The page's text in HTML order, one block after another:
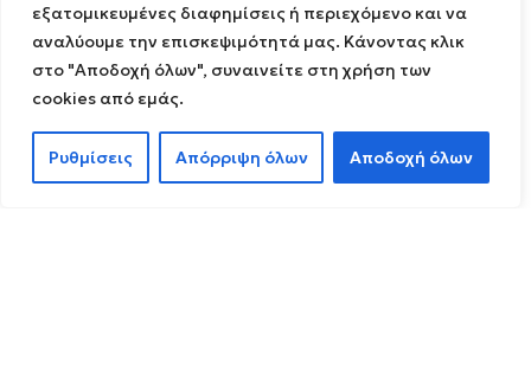
εξατομικευμένες διαφημίσεις ή περιεχόμενο και να
αναλύουμε την επισκεψιμότητά μας. Κάνοντας κλικ
στο "Αποδοχή όλων", συναινείτε στη χρήση των
cookies από εμάς.
Ρυθμίσεις Απόρριψη όλων Αποδοχή όλων